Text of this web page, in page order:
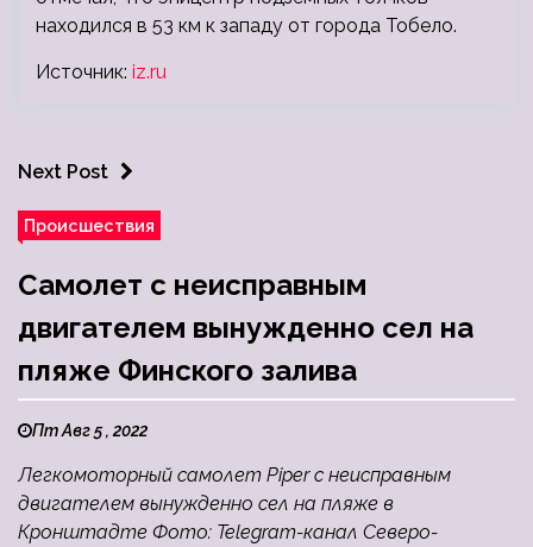
находился в 53 км к западу от города Тобело.
Источник: iz.ru
Next Post
Происшествия
Самолет c неисправным
двигателем вынужденно сел на
пляже Финского залива
Пт Авг 5 , 2022
Легкомоторный самолет Piper c неисправным
двигателем вынужденно сел на пляже в
Кронштадте Фото: Telegram-канал Северо-